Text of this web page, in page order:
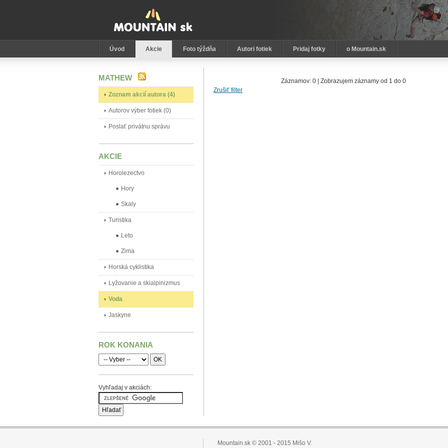
Úvod Akcie Foto týždňa Autori fotiek Pridaj fotky o Mountain.sk
Záznamov: 0 | Zobrazujem záznamy od 1 do 0
Zrušiť filter
MATHEW
Zoznam akcií autora (4)
Autorov výber fotiek (0)
Poslať privátnu správu
AKCIE
Horolezectvo
Hory
Skaly
Turistika
Leto
Zima
Horská cyklistika
Lyžovanie a skialpinizmus
Voda
Jaskyne
ROK KONANIA
Vyhľadaj v akciách:
Mountain.sk © 2001 - 2015 Mišo V.